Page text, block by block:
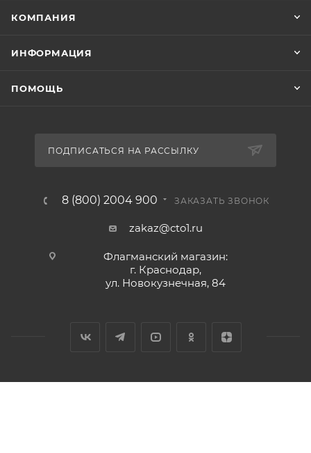
КОМПАНИЯ
ИНФОРМАЦИЯ
ПОМОЩЬ
ПОДПИСАТЬСЯ НА РАССЫЛКУ
8 (800) 2004 900 ЗАКАЗАТЬ ЗВОНОК
zakaz@cto1.ru
Флагманский магазин:
г. Краснодар,
ул. Новокузнечная, 84